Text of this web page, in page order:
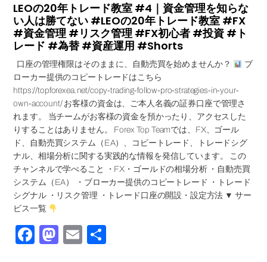
LEOの20年トレード教室 #4｜資金管理を知らな
い人は勝てない #LEOの20年トレード教室 #FX
#資金管理 #リスク管理 #FX初心者 #投資 #ト
レード #為替 #資産運用 #Shorts
口座の管理権限はそのままに、自動売買を始めませんか？
ブ
ローカー提供のコピートレードはこちら
https://topforexea.net/copy-trading-follow-pro-strategies-in-your-
own-account/ お客様の資金は、ご本人名義の証券口座で管理さ
れます。 当チームがお客様の資金を預かったり、アクセスした
りすることはありません。 Forex Top Teamでは、FX、ゴール
ド、自動売買システム（EA）、コピートレード、トレードシグ
ナル、相場分析に関する実践的な情報を発信しています。 この
チャンネルで学べること ・FX・ゴールドの相場分析 ・自動売買
システム（EA） ・ブローカー提供のコピートレード ・トレード
シグナル ・リスク管理 ・トレード口座の開設・設定方法 ▼ サー
ビス一覧
Facebook
Mastodon
Email